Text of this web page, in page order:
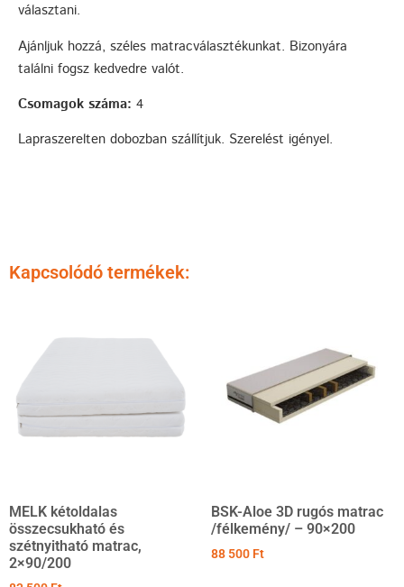
választani.
Ajánljuk hozzá, széles matracválasztékunkat. Bizonyára
találni fogsz kedvedre valót.
Csomagok száma: 4
Lapraszerelten dobozban szállítjuk. Szerelést igényel.
Kapcsolódó termékek:
MELK kétoldalas
összecsukható és
szétnyitható matrac,
2×90/200
BSK-Aloe 3D rugós matrac
/félkemény/ – 90×200
88 500 Ft